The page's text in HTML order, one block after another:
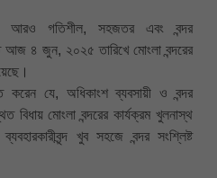
আরও গতিশীল, সহজতর এবং বন্দর
আজ ৪ জুন, ২০২৫ তারিখে মোংলা বন্দরের
করেন যে, অধিকাংশ ব্যবসায়ী ও বন্দর
বিধায় মোংলা বন্দরের কার্যক্রম খুলনাস্থ
খুব সহজে বন্দর সংশ্লিষ্ট